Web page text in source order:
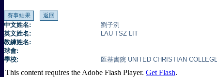
中文姓名:
劉子洌
英文姓名:
LAU TSZ LIT
教練姓名:
球會:
學校:
匯基書院 UNITED CHRISTIAN
This content requires the Adobe Flash Player. Get Flash.